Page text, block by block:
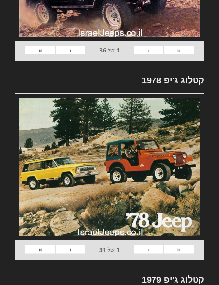
«
‹
1 של36
›
»
קטלוג ג'יפ 1978
«
‹
1 של 31
›
»
קטלוג ג'יפ 1979